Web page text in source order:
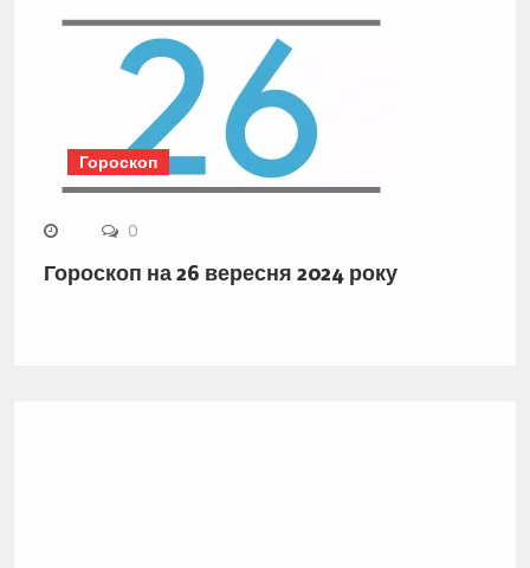
Гороскоп
0
Гороскоп на 26 вересня 2024 року